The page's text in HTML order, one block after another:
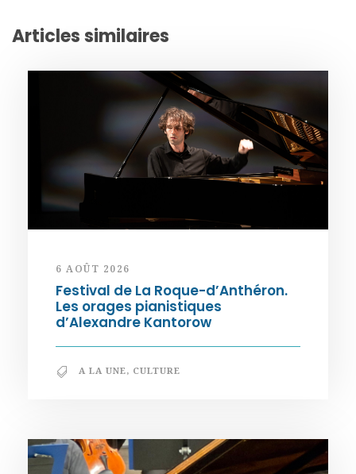
Articles similaires
6 AOÛT 2026
Festival de La Roque-d’Anthéron.
Les orages pianistiques
d’Alexandre Kantorow
A LA UNE, CULTURE